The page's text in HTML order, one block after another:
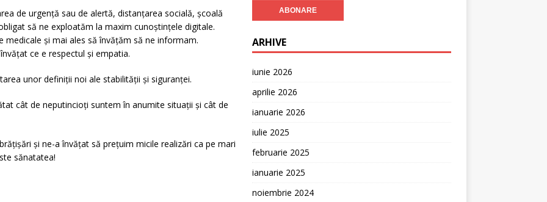
de urgență sau de alertă, distanțarea socială, școală
să ne exploatăm la maxim cunoștințele digitale.
și mai ales să învățăm să ne informam.
ce e respectul și empatia.
unor definiții noi ale stabilității și siguranței.
cât de neputincioți suntem în anumite situații și cât de
și ne-a învățat să prețuim micile realizări ca pe mari
sănatatea!
ARHIVE
iunie 2026
aprilie 2026
ianuarie 2026
iulie 2025
februarie 2025
ianuarie 2025
noiembrie 2024